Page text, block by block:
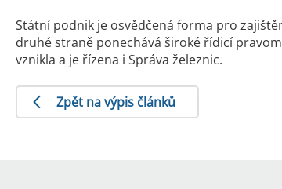
Státní podnik je osvědčená forma pro
druhé straně ponechává široké řídicí
vznikla a je řízena i Správa železnic.
Zpět na výpis článků